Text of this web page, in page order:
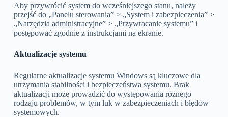
Aby przywrócić system do wcześniejszego stanu, należy
przejść do „Panelu sterowania” > „System i zabezpieczenia” >
„Narzędzia administracyjne” > „Przywracanie systemu” i
postępować zgodnie z instrukcjami na ekranie.
Aktualizacje systemu
Regularne aktualizacje systemu Windows są kluczowe dla
utrzymania stabilności i bezpieczeństwa systemu. Brak
aktualizacji może prowadzić do występowania różnego
rodzaju problemów, w tym luk w zabezpieczeniach i błędów
systemowych.